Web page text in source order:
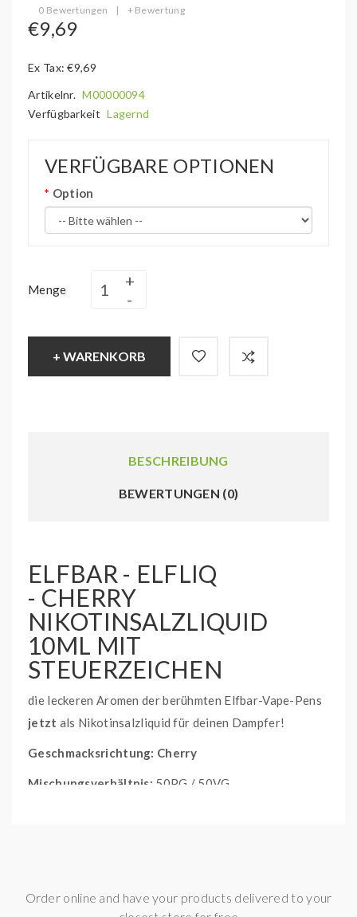
0 Bewertungen | + Bewertung
€9,69
Ex Tax: €9,69
Artikelnr. M00000094
Verfügbarkeit Lagernd
VERFÜGBARE OPTIONEN
Option
Menge
+ WARENKORB
BESCHREIBUNG
BEWERTUNGEN (0)
ELFBAR - ELFLIQ
- CHERRY
NIKOTINSALZLIQUID
10ML MIT
STEUERZEICHEN
die leckeren Aromen der berühmten Elfbar-Vape-Pens
jetzt als Nikotinsalzliquid für deinen Dampfer!
Geschmacksrichtung: Cherry
Mischungsverhältnis: 50PG / 50VG
Bei Nikotinsalzen handelt es sich um eine neue Form
Order online and have your products delivered to your